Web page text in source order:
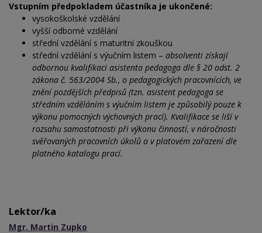
Vstupním předpokladem účastníka je ukončené:
vysokoškolské vzdělání
vyšší odborné vzdělání
střední vzdělání s maturitní zkouškou
střední vzdělání s výučním listem – absolventi získají
odbornou kvalifikaci asistenta pedagoga dle § 20 odst. 2
zákona č. 563/2004 Sb., o pedagogických pracovnících, ve
znění pozdějších předpisů (tzn. asistent pedagoga se
středním vzděláním s výučním listem je způsobilý pouze k
výkonu pomocných výchovných prací). Kvalifikace se liší v
rozsahu samostatnosti při výkonu činností, v náročnosti
svěřovaných pracovních úkolů a v platovém zařazení dle
platného katalogu prací.
Lektor/ka
Mgr. Martin Zupko